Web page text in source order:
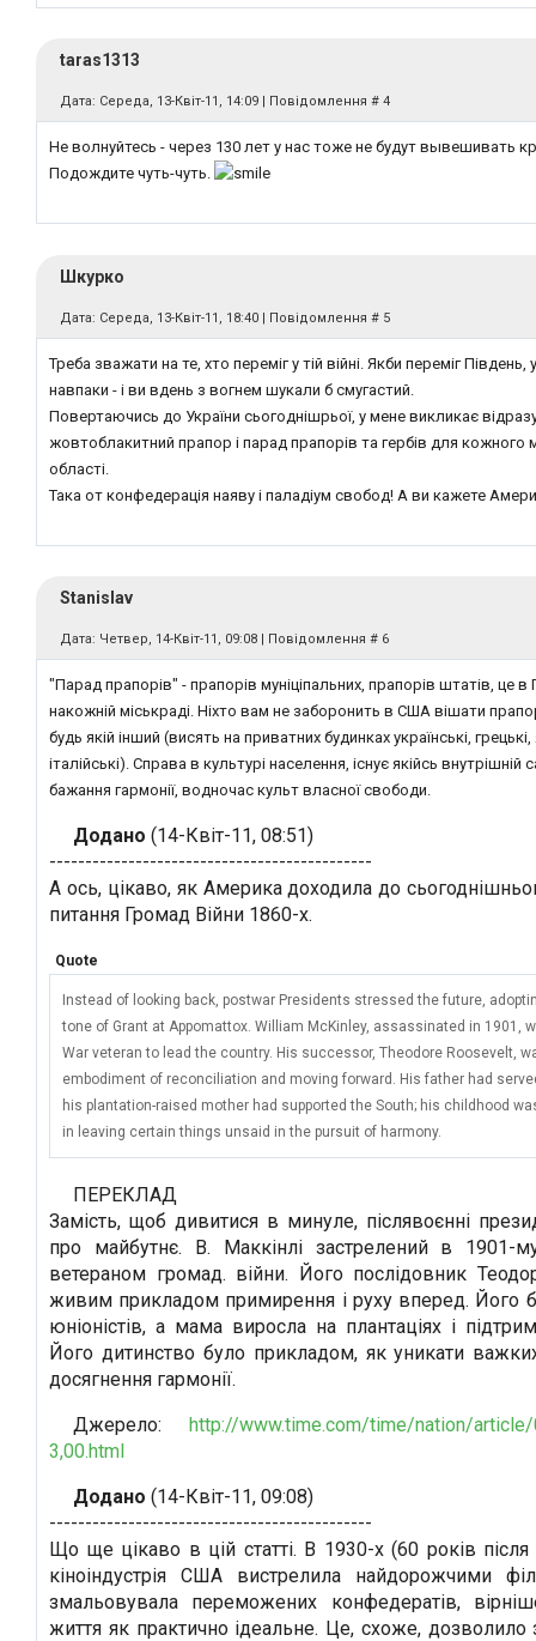
taras1313
Дата: Середа, 13-Квіт-11, 14:09 | Повідомлення # 4
Не волнуйтесь - через 130 лет у нас тоже не будут вывешивать
Подождите чуть-чуть.
Шкурко
Дата: Середа, 13-Квіт-11, 18:40 | Повідомлення # 5
Треба зважати на те, хто переміг у тій війні. Якби переміг Південь,
навпаки - і ви вдень з вогнем шукали б смугастий.
Повертаючись до України сьогоднішрьої, у мене викликає
жовтоблакитний прапор і парад прапорів та гербів для кожного
області.
Така от конфедерація наяву і паладіум свобод! А ви кажете
Stanislav
Дата: Четвер, 14-Квіт-11, 09:08 | Повідомлення # 6
"Парад прапорів" - прапорів муніціпальних, прапорів штатів, це в
накожній міськраді. Ніхто вам не заборонить в США вішати
будь якій інший (висять на приватних будинках українські, грецькі,
італійські). Справа в культурі населення, існує якійсь
бажання гармонії, водночас культ власної свободи.
Додано (14-Квіт-11, 08:51)
---------------------------------------------
А ось, цікаво, як Америка доходила до
питання Громад Війни 1860-х.
Quote
Instead of looking back, postwar Presidents stressed the future,
tone of Grant at Appomattox. William McKinley, assassinated in 1901,
War veteran to lead the country. His successor, Theodore Roosevelt,
embodiment of reconciliation and moving forward. His father had
his plantation-raised mother had supported the South; his childhood
in leaving certain things unsaid in the pursuit of harmony.
ПЕРЕКЛАД
Замість, щоб дивитися в минуле, післявоєнні
про майбутнє. В. Маккінлі застрелений в 1901-
ветераном громад. війни. Його послідовник
живим прикладом примирення і руху вперед. Його
юніоністів, а мама виросла на плантаціях і
Його дитинство було прикладом, як уникати
досягнення гармонії.
Джерело: http://www.time.com/time/nation/
3,00.html
Додано (14-Квіт-11, 09:08)
---------------------------------------------
Що ще цікаво в цій статті. В 1930-х (60 років після
кіноіндустрія США вистрелила найдорожчими
змальовувала переможених конфедератів,
життя як практично ідеальне. Це, схоже, дозволило